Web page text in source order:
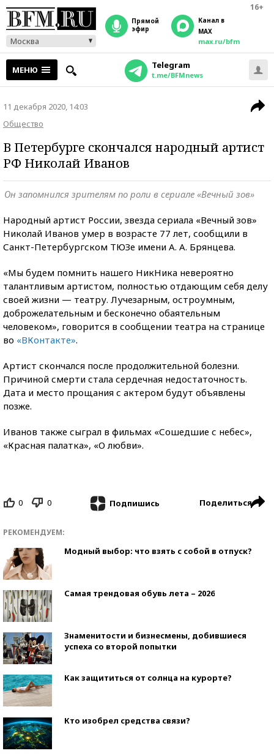
16+
Москва
прямой
эфир
Канал в
MAX
max.ru/bfm
МЕНЮ Telegram
t.me/BFMnews
11 декабря 2020, 14:03
Общество
В Петербурге скончался народный артист
РФ Николай Иванов
Он запомнился зрителям по роли в сериале «Вечный зов»
Народный артист России, звезда сериала «Вечный зов»
Николай Иванов умер в возрасте 77 лет, сообщили в
Санкт-Петербургском ТЮЗе имени А. А. Брянцева.
«Мы будем помнить нашего НикНика невероятно
талантливым артистом, полностью отдающим себя делу
своей жизни — театру. Лучезарным, остроумным,
доброжелательным и бесконечно обаятельным
человеком», говорится в сообщении театра на странице
во «ВКонтакте».
Артист скончался после продолжительной болезни.
Причиной смерти стала сердечная недостаточность.
Дата и место прощания с актером будут объявлены
позже.
Иванов также сыграл в фильмах «Сошедшие с небес»,
«Красная палатка», «О любви».
0 0 Подпишись Поделиться
РЕКОМЕНДУЕМ:
Модный выбор: что взять с собой в отпуск?
Самая трендовая обувь лета – 2026
Знаменитости и бизнесмены, добившиеся
успеха со второй попытки
Как защититься от солнца на курорте?
Кто изобрел средства связи?